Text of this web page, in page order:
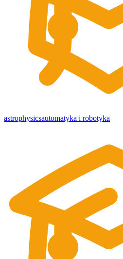
astrophysicsautomatyka i robotyka